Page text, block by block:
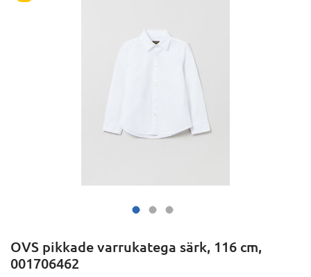
OVS pikkade varrukatega särk, 116 cm,
001706462